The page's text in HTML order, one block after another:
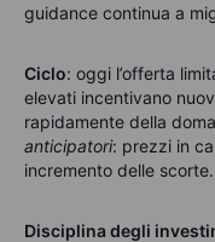
guidance continua a
Ciclo: oggi l’offerta
elevati incentivano
rapidamente della
anticipatori: prezzi in
incremento delle scorte.
Disciplina degli